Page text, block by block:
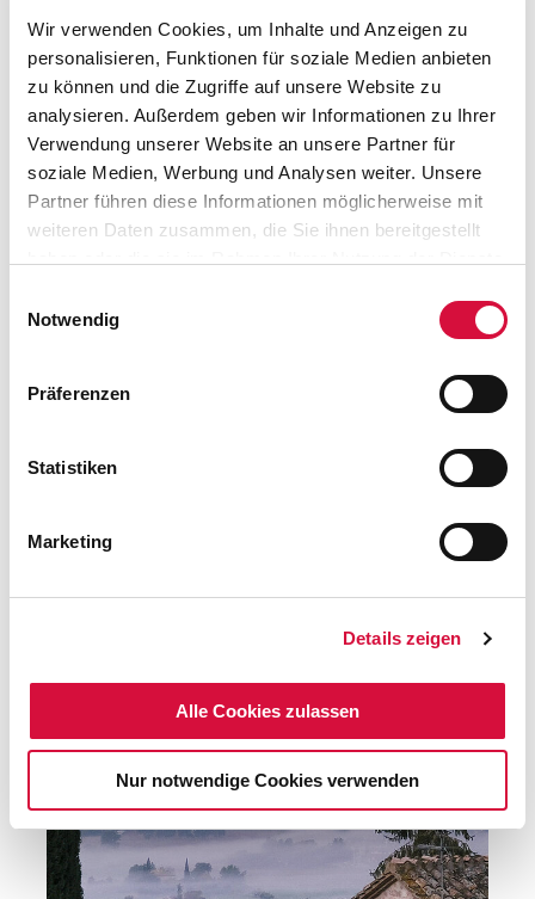
Wir verwenden Cookies, um Inhalte und Anzeigen zu
personalisieren, Funktionen für soziale Medien anbieten
zu können und die Zugriffe auf unsere Website zu
analysieren. Außerdem geben wir Informationen zu Ihrer
Verwendung unserer Website an unsere Partner für
soziale Medien, Werbung und Analysen weiter. Unsere
Partner führen diese Informationen möglicherweise mit
weiteren Daten zusammen, die Sie ihnen bereitgestellt
Cookies, wenn Sie unsere Webseite weiterhin nutzen.
Notwendig
Präferenzen
Statistiken
Marketing
Details zeigen
Alle Cookies zulassen
Nur notwendige Cookies verwenden
Familienexerzitien 2022
WEITERLESEN
28.11.2022
WEITERLESEN